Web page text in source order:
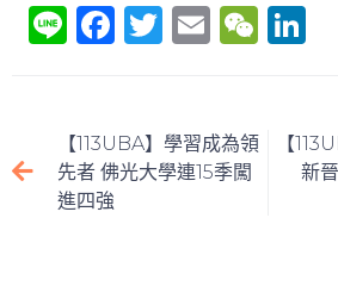
Li F
e
b
T
er
E
l
W
h
e
dI
【113UBA】學習成為領
先者 佛光大學連15季闖
進四強
【
新